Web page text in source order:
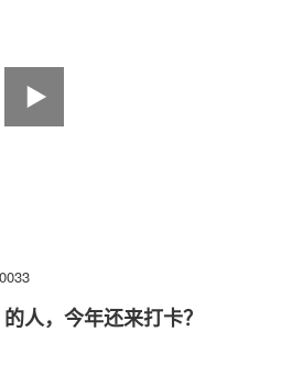
0033
人，今年还来打卡？